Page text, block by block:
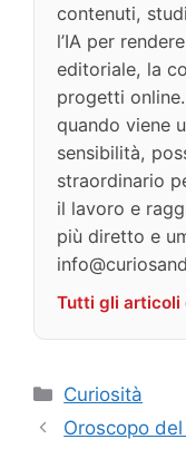
contenuti,
l’IA per
editoriale, la
progetti
quando viene
sensibilità,
straordinario
il lavoro e
più diretto e
Tutti gli
Categorie
Curiosità
Oroscopo